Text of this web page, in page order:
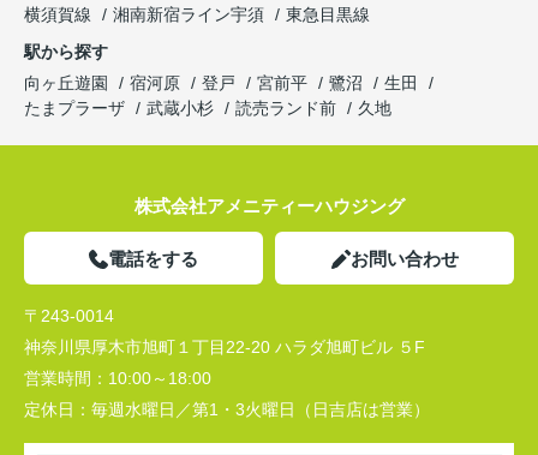
横須賀線
湘南新宿ライン宇須
東急目黒線
駅から探す
向ヶ丘遊園
宿河原 登戸 宮前平 鷺沼
生田
たまプラーザ
武蔵小杉 読売ランド前 久地
株式会社アメニティーハウジング
電話をする お問い合わせ
〒243-0014
神奈川県厚木市旭町１丁目22-20 ハラダ旭町ビル ５F
営業時間： 10:00～18:00
定休日： 毎週水曜日／第1・3火曜日（日吉店は営業）